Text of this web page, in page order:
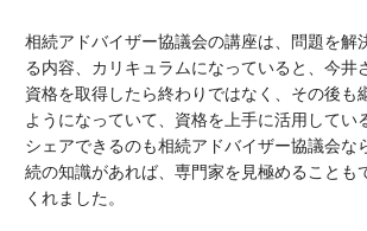
相続アドバイザー協議会の講座は、問題を解
る内容、カリキュラムになっていると、今井
資格を取得したら終わりではなく、その後も
ようになっていて、資格を上手に活用してい
シェアできるのも相続アドバイザー協議会な
続の知識があれば、専門家を見極めることも
くれました。